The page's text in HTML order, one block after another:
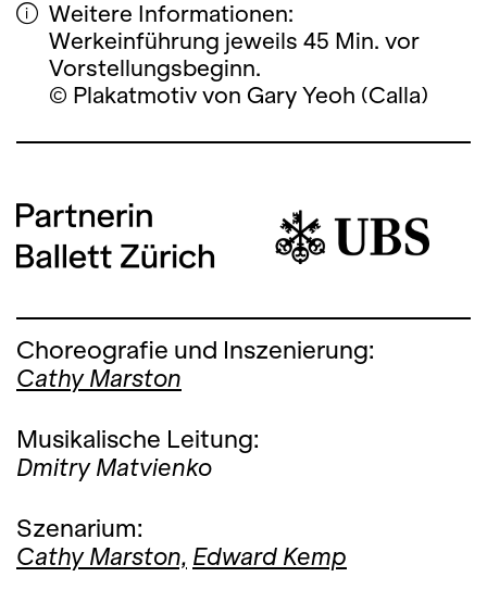
Weitere Informationen:
Werkeinführung jeweils 45 Min. vor
Vorstellungsbeginn.
© Plakatmotiv von Gary Yeoh (Calla)
Choreografie und Inszenierung:
Cathy Marston
Musikalische Leitung:
Dmitry Matvienko
Szenarium:
Cathy Marston, Edward Kemp